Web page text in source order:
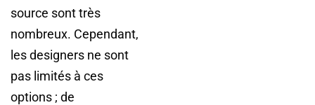
source sont très
nombreux. Cependant,
les designers ne sont
pas limités à ces
options ; de